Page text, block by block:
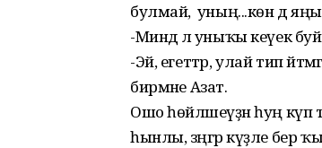
булмай, ә уның...көн дә
-Миндә лә уныҡы кеүек
-Эй, егеттәр, улай тип
бирмәне Азат.
Ошо һөйләшеүҙән һуң күп
һынлы, зәңгәр күҙле бер